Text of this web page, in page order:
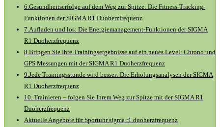
6.Gesundheitserfolge auf dem Weg zur Spitze: Die Fitness-Tracking-
Funktionen der SIGMA R1 Duoherzfrequenz
7.Aufladen und los: Die Energiemanagement-Funktionen der SIGMA
R1 Duoherzfrequenz
8.Bringen Sie Ihre Trainingsergebnisse auf ein neues Level: Chrono und
GPS Messungen mit der SIGMA R1 Duoherzfrequenz
9.Jede Trainingsstunde wird besser: Die Erholungsanalysen der SIGMA
R1 Duoherzfrequenz
10. Trainieren – folgen Sie Ihrem Weg zur Spitze mit der SIGMA R1
Duoherzfrequenz
Aktuelle Angebote für Sportuhr sigma r1 duoherzfrequenz